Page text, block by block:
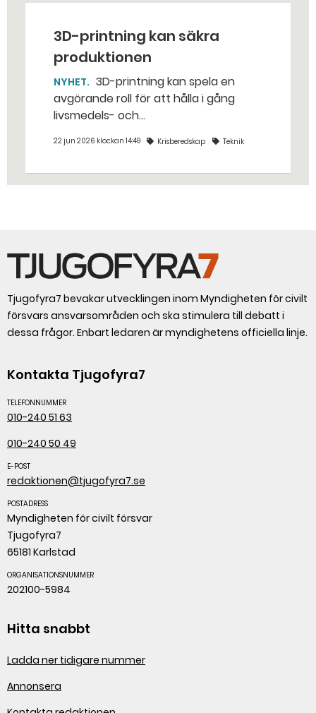
3D-printning kan säkra
produktionen
NYHET
avgörande roll för att hålla i gång
livsmedels- och
krig. – Det går att vinna mycket tid
säger Susanne Norén, enhetschef vid
22 jun 2026 klockan 14:49 Krisberedskap Teknik
Tjugofyra7 bevakar utvecklingen inom Myndigheten för civilt
försvars ansvarsområden och ska stimulera till debatt i
dessa frågor. Enbart ledaren är myndighetens officiella linje.
Kontakta Tjugofyra7
TELEFONNUMMER
010-240 51 63
010-240 50 49
E-POST
redaktionen@tjugofyra7.se
POSTADRESS
Myndigheten för civilt försvar
Tjugofyra7
65181 Karlstad
ORGANISATIONSNUMMER
202100-5984
Hitta snabbt
Ladda ner tidigare nummer
Annonsera